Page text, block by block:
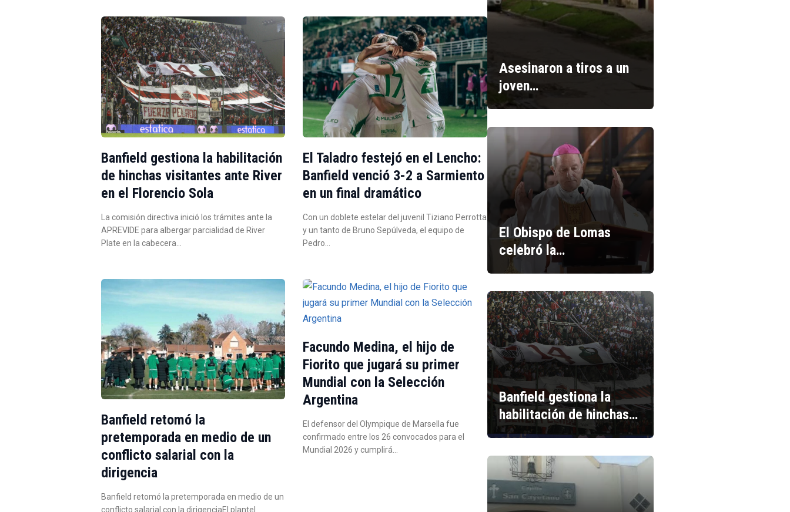
Banfield gestiona la habilitación
de hinchas visitantes ante River
en el Florencio Sola
La comisión directiva inició los trámites ante la
APREVIDE para albergar parcialidad de River
Plate en la cabecera…
El Taladro festejó en el Lencho:
Banfield venció 3-2 a Sarmiento
en un final dramático
Con un doblete estelar del juvenil Tiziano Perrotta
y un tanto de Bruno Sepúlveda, el equipo de
Pedro…
Banfield retomó la
pretemporada en medio de un
conflicto salarial con la
dirigencia
Banfield retomó la pretemporada en medio de un
conflicto salarial con la dirigenciaEl plantel
Facundo Medina, el hijo de
Fiorito que jugará su primer
Mundial con la Selección
Argentina
El defensor del Olympique de Marsella fue
confirmado entre los 26 convocados para el
Mundial 2026 y cumplirá…
Asesinaron a tiros a un
joven…
El Obispo de Lomas
celebró la…
Banfield gestiona la
habilitación de hinchas…